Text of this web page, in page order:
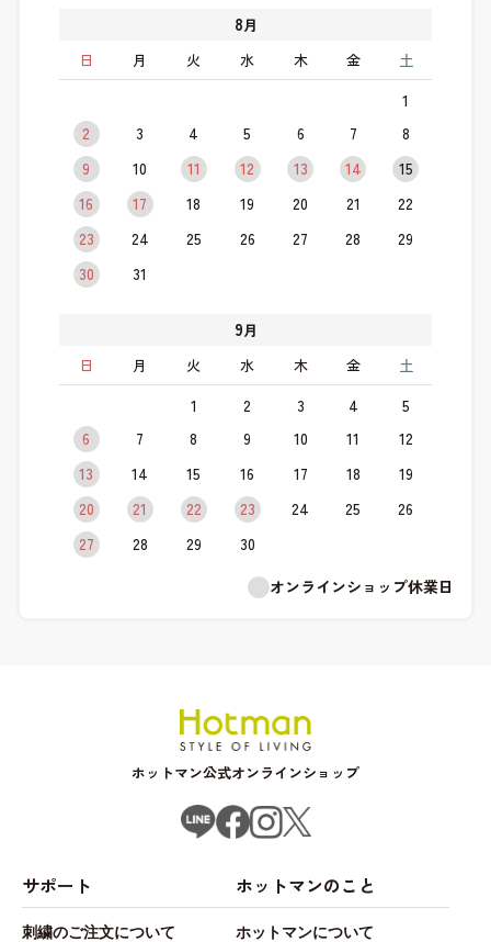
8月
日
月 火 水 木 金 土
1
2
3 4 5 6 7
8
9
10 11 12 13 14
15
16
17 18 19 20 21
22
23
24 25 26 27 28
29
30
31
9月
日
月 火 水 木 金 土
1 2 3 4
5
6
7 8 9 10 11
12
13
14 15 16 17 18
19
20
21 22 23 24 25
26
27
28 29
30
オンラインショップ休業日
ホットマン公式オンラインショップ
サポート
刺繍のご注文について
ホットマンのこと
ホットマンについて